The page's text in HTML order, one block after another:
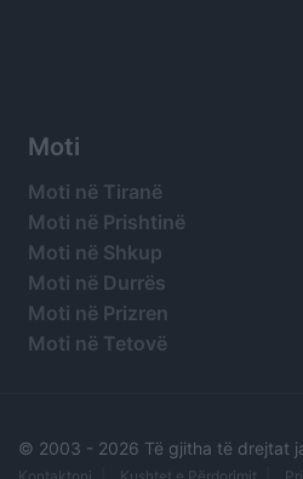
Moti
Moti në Tiranë
Moti në Prishtinë
Moti në Shkup
Moti në Durrës
Moti në Prizren
Moti në Tetovë
© 2003 - 2026 Të gjitha të drejtat